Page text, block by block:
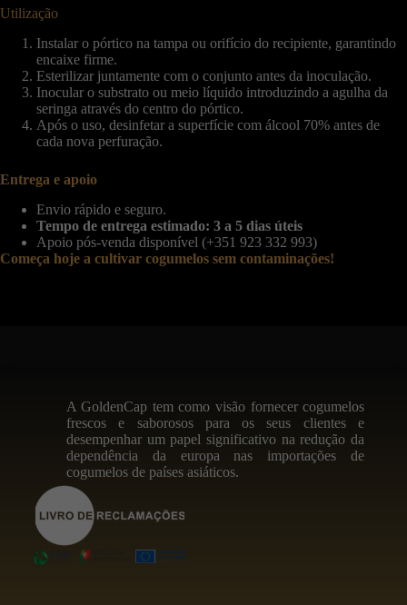
Utilização
Instalar o pórtico na tampa ou orifício do recipiente, garantindo
encaixe firme.
Esterilizar juntamente com o conjunto antes da inoculação.
Inocular o substrato ou meio líquido introduzindo a agulha da
seringa através do centro do pórtico.
Após o uso, desinfetar a superfície com álcool 70% antes de
cada nova perfuração.
Entrega e apoio
Envio rápido e seguro.
Tempo de entrega estimado: 3 a 5 dias úteis
Apoio pós-venda disponível (+351 923 332 993)
Começa hoje a cultivar cogumelos sem contaminações!
A GoldenCap tem como visão fornecer cogumelos
frescos e saborosos para os seus clientes e
desempenhar um papel significativo na redução da
dependência da europa nas importações de
cogumelos de países asiáticos.